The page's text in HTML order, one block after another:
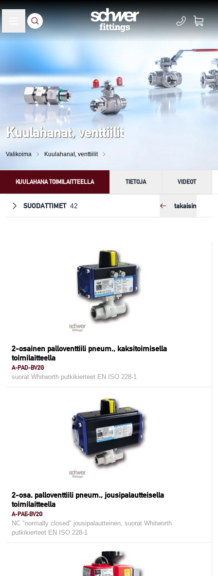
Kuulahanat, venttiilit
Valikoima Kuulahanat, venttiilit
KUULAHANA TOIMILAITTEELLA TIETOJA VIDEOT
SUODATTIMET 42 takaisin
2-osainen palloventtiili pneum., kaksitoimisella
toimilaitteella
A-PAD-BV2G
suorat Whitworth putkikierteet EN ISO 228-1
2-osa. palloventtiili pneum., jousipalautteisella
toimilaitteella
A-PAE-BV2G
NC "normally closed" jousipalautteinen, suorat Whitworth
putkikierteet EN ISO 228-1